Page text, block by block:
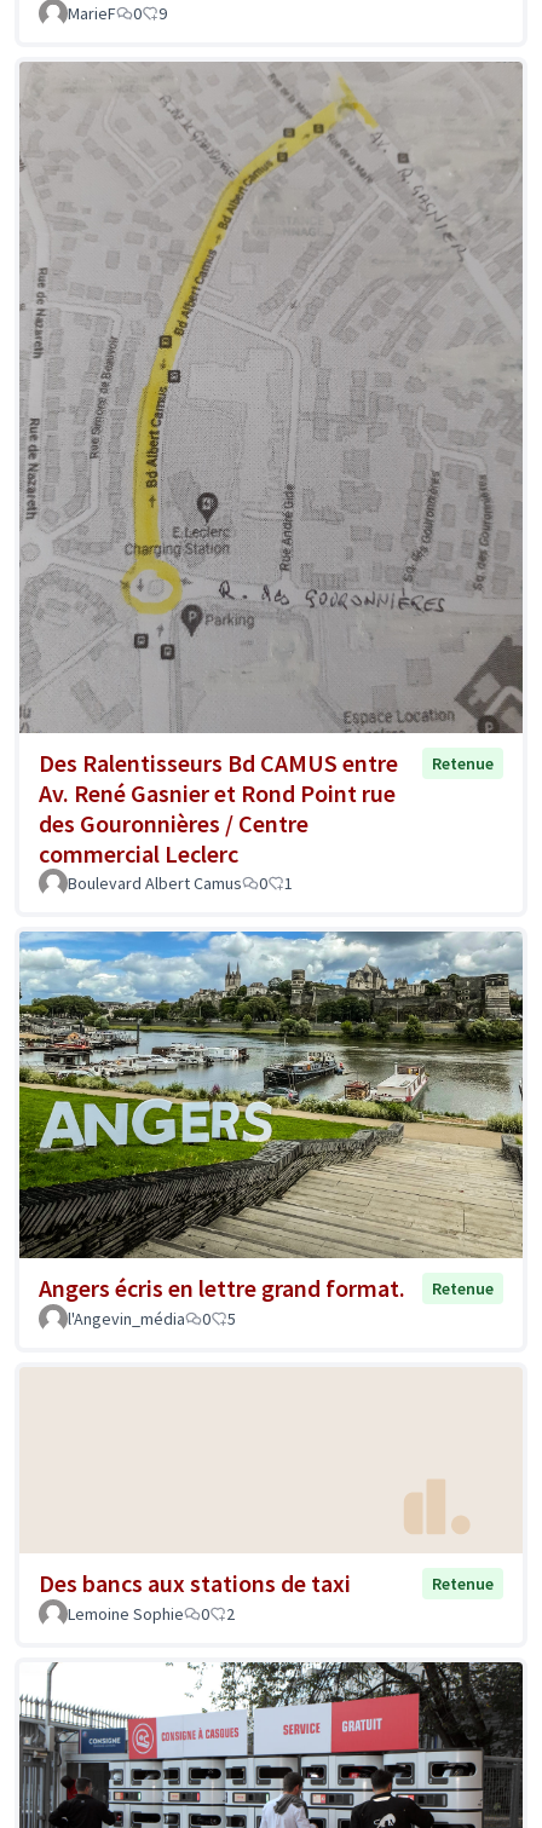
MarieF 0 9
Des Ralentisseurs Bd CAMUS entre
Av. René Gasnier et Rond Point rue
des Gouronnières / Centre
commercial Leclerc
Retenue
Boulevard Albert Camus 0 1
Angers écris en lettre grand format.
Retenue
l'Angevin_média
0 5
Des bancs aux stations de taxi
Retenue
Lemoine Sophie
0 2